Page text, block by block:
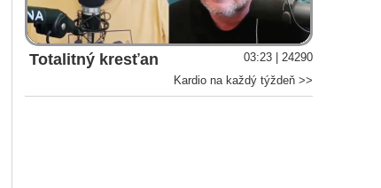
Video
Totalitný kresťan
03:23 | 24290
Kardio na každý týždeň >>